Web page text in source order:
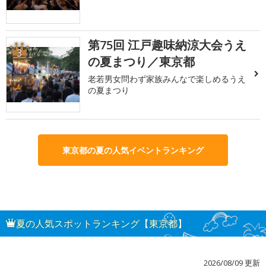
3
第75回 江戸趣味納涼大会うえ
の夏まつり／東京都
老若男女問わず家族みんなで楽しめるうえ
の夏まつり
東京都の夏の人気イベントランキング
夏の人気スポットランキング【東京都】
2026/08/09 更新